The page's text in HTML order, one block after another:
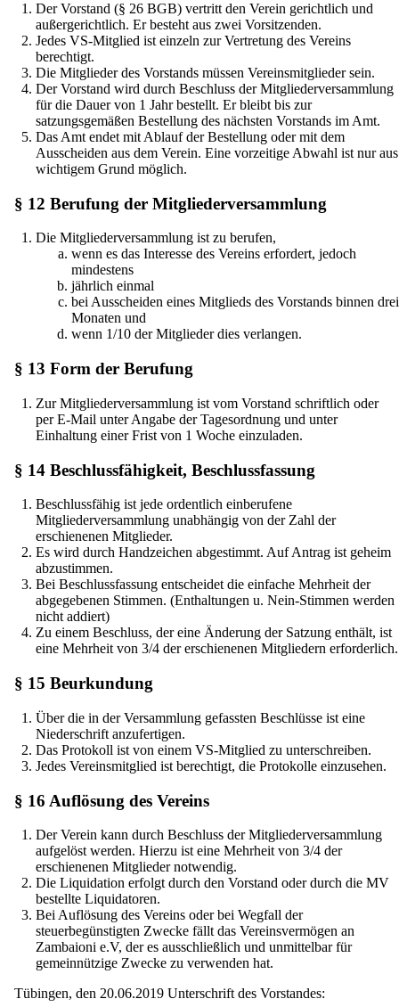
Der Vorstand (§ 26 BGB) vertritt den Verein gerichtlich und
außergerichtlich. Er besteht aus zwei Vorsitzenden.
Jedes VS-Mitglied ist einzeln zur Vertretung des Vereins
berechtigt.
Die Mitglieder des Vorstands müssen Vereinsmitglieder sein.
Der Vorstand wird durch Beschluss der Mitgliederversammlung
für die Dauer von 1 Jahr bestellt. Er bleibt bis zur
satzungsgemäßen Bestellung des nächsten Vorstands im Amt.
Das Amt endet mit Ablauf der Bestellung oder mit dem
Ausscheiden aus dem Verein. Eine vorzeitige Abwahl ist nur aus
wichtigem Grund möglich.
§ 12 Berufung der Mitgliederversammlung
Die Mitgliederversammlung ist zu berufen,
wenn es das Interesse des Vereins erfordert, jedoch
mindestens
jährlich einmal
bei Ausscheiden eines Mitglieds des Vorstands binnen drei
Monaten und
wenn 1/10 der Mitglieder dies verlangen.
§ 13 Form der Berufung
Zur Mitgliederversammlung ist vom Vorstand schriftlich oder
per E-Mail unter Angabe der Tagesordnung und unter
Einhaltung einer Frist von 1 Woche einzuladen.
§ 14 Beschlussfähigkeit, Beschlussfassung
Beschlussfähig ist jede ordentlich einberufene
Mitgliederversammlung unabhängig von der Zahl der
erschienenen Mitglieder.
Es wird durch Handzeichen abgestimmt. Auf Antrag ist geheim
abzustimmen.
Bei Beschlussfassung entscheidet die einfache Mehrheit der
abgegebenen Stimmen. (Enthaltungen u. Nein-Stimmen werden
nicht addiert)
Zu einem Beschluss, der eine Änderung der Satzung enthält, ist
eine Mehrheit von 3/4 der erschienenen Mitgliedern erforderlich.
§ 15 Beurkundung
Über die in der Versammlung gefassten Beschlüsse ist eine
Niederschrift anzufertigen.
Das Protokoll ist von einem VS-Mitglied zu unterschreiben.
Jedes Vereinsmitglied ist berechtigt, die Protokolle einzusehen.
§ 16 Auflösung des Vereins
Der Verein kann durch Beschluss der Mitgliederversammlung
aufgelöst werden. Hierzu ist eine Mehrheit von 3/4 der
erschienenen Mitglieder notwendig.
Die Liquidation erfolgt durch den Vorstand oder durch die MV
bestellte Liquidatoren.
Bei Auflösung des Vereins oder bei Wegfall der
steuerbegünstigten Zwecke fällt das Vereinsvermögen an
Zambaioni e.V, der es ausschließlich und unmittelbar für
gemeinnützige Zwecke zu verwenden hat.
Tübingen, den 20.06.2019 Unterschrift des Vorstandes: